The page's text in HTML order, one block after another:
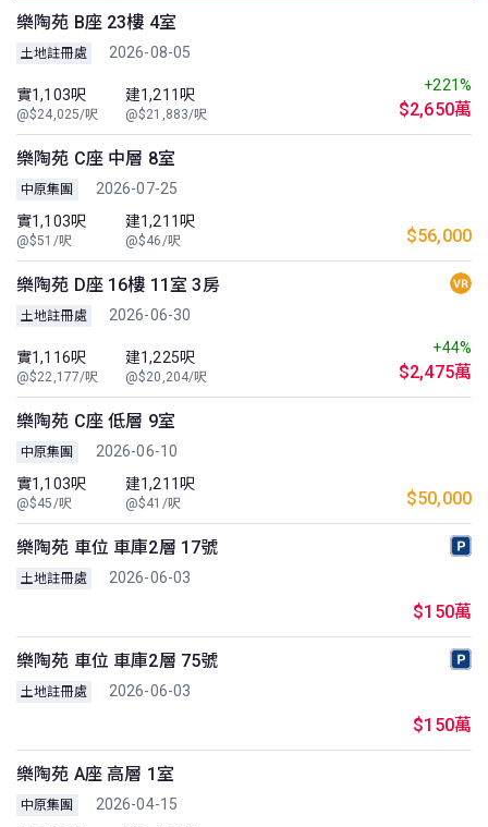
樂陶苑 B座 23樓 4室
土地註冊處 2026-08-05
實1,103呎
@$24,025/呎
建1,211呎
@$21,883/呎
+221%
$2,650萬
樂陶苑 C座 中層 8室
中原集團
2026-07-25
實1,103呎
@$51/呎
建1,211呎
@$46/呎 $56,000
樂陶苑 D座 16樓 11室 3房
土地註冊處 2026-06-30
實1,116呎
@$22,177/呎
建1,225呎
@$20,204/呎
+44%
$2,475萬
樂陶苑 C座 低層 9室
中原集團
2026-06-10
實1,103呎
@$45/呎
建1,211呎
@$41/呎 $50,000
樂陶苑 車位 車庫2層 17號
土地註冊處 2026-06-03
$150萬
樂陶苑 車位 車庫2層 75號
土地註冊處 2026-06-03
$150萬
樂陶苑 A座 高層 1室
中原集團
2026-04-15